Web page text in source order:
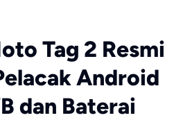
Tag 2 Resmi
Android
dan Baterai